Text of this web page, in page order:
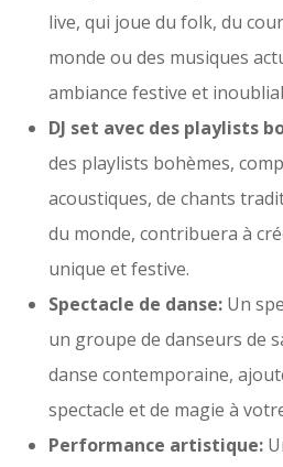
live, qui joue du folk, du
monde ou des musiques
ambiance festive et
DJ set avec des playlists
des playlists bohèmes,
acoustiques, de chants
du monde, contribuera à
unique et festive.
Spectacle de danse: Un
un groupe de danseurs de
danse contemporaine,
spectacle et de magie à
Performance artistique: